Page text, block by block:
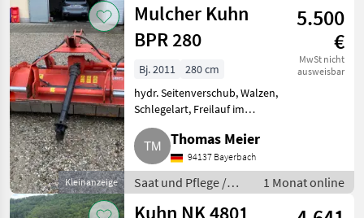
Kleinanzeige
Mulcher Kuhn
BPR 280
5.500
€
MwSt nicht
ausweisbar
Bj. 2011
280 cm
hydr. Seitenverschub, Walzen,
Schlegelart, Freilauf im
Getriebe, Haubenverstellung
Biete guten gebrauchten
Mulcher Kuhn BPR 280. Der
Mulcher wurde vor Kurzem
überholt un
Thomas Meier
94137 Bayerbach
Saat und Pflege /
Mulchgeräte
1 Monat online
Kuhn NK 4801